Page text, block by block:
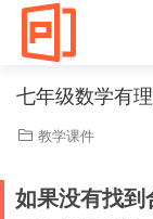
七年级数学有
教学课件
如果没有找到